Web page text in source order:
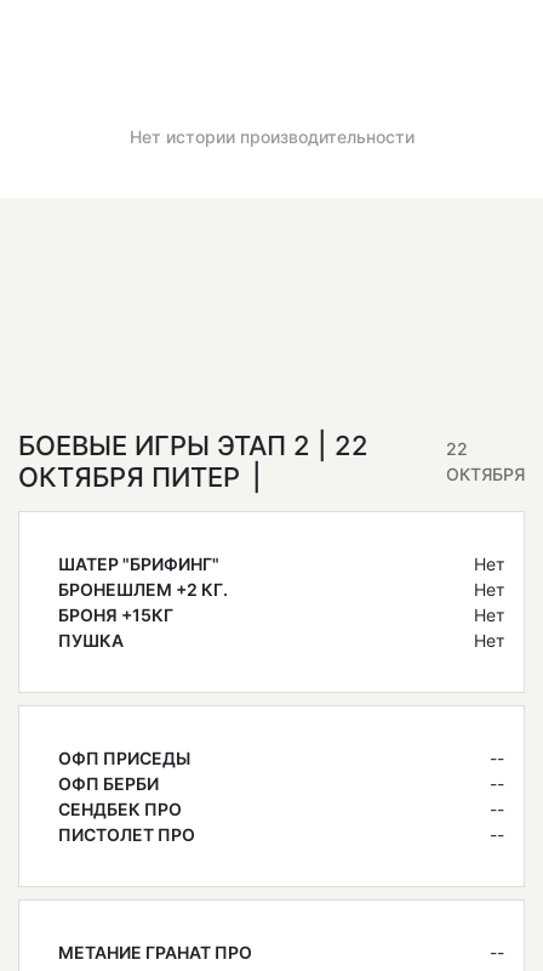
Нет истории производительности
БОЕВЫЕ ИГРЫ ЭТАП 2 | 22
ОКТЯБРЯ ПИТЕР
22
ОКТЯБРЯ
ШАТЕР "БРИФИНГ"
Нет
БРОНЕШЛЕМ +2 КГ.
Нет
БРОНЯ +15КГ
Нет
ПУШКА
Нет
ОФП ПРИСЕДЫ
--
ОФП БЕРБИ
--
СЕНДБЕК ПРО
--
ПИСТОЛЕТ ПРО
--
МЕТАНИЕ ГРАНАТ ПРО
--